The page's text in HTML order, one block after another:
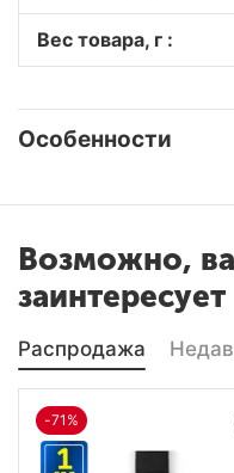
Вес товара, г :
Особенности
Возможно,
заинтересует
Распродажа
-71%